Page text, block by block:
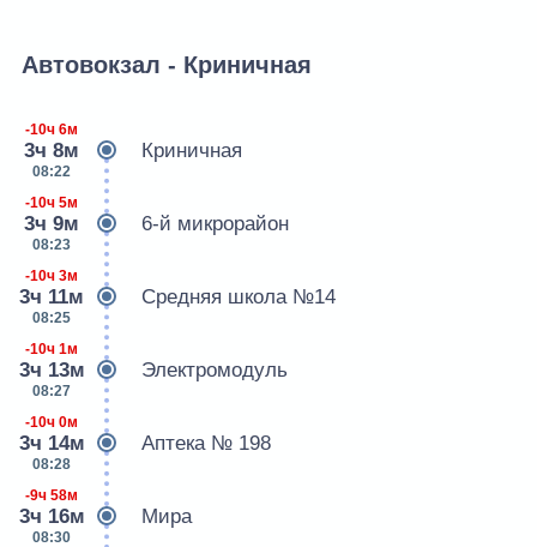
Автовокзал - Криничная
-10ч 6м
3ч 8м
08:22
Криничная
-10ч 5м
3ч 9м
08:23
6-й микрорайон
-10ч 3м
3ч 11м
08:25
Средняя школа №14
-10ч 1м
3ч 13м
08:27
Электромодуль
-10ч 0м
3ч 14м
08:28
Аптека № 198
-9ч 58м
3ч 16м
08:30
Мира